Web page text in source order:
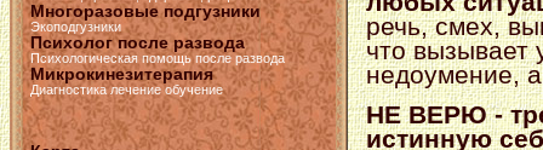
Многоразовые подгузники
Экоподгузники
Психолог после развода
Психологическая помощь после развода
Микрокинезитерапия
Диагностика лечение обучение
речь, смех,
что вызывает
недоумение,
НЕ ВЕРЮ -
истинную